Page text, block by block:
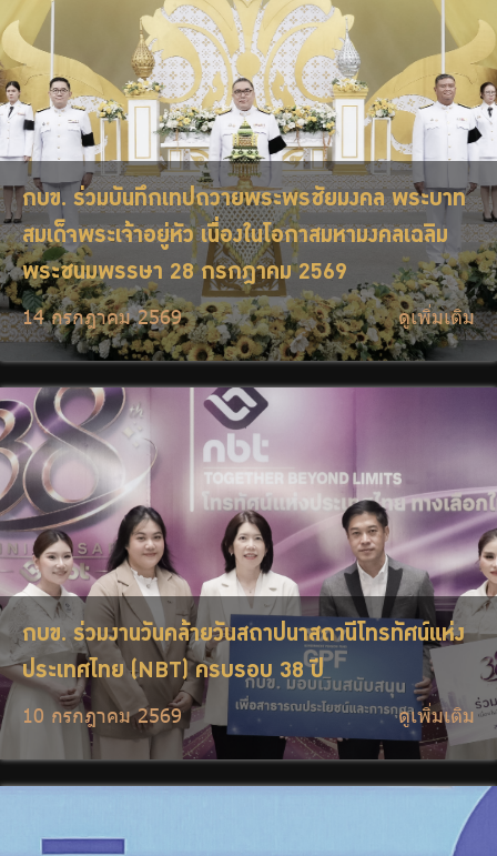
กบข. ร่วมบันทึกเทปถวายพระพรชัยมงคล พระบาท
สมเด็จพระเจ้าอยู่หัว เนื่องในโอกาสมหามงคลเฉลิม
พระชนมพรรษา 28 กรกฎาคม 2569
14 กรกฎาคม 2569 ดูเพิ่มเติม
กบข. ร่วมงานวันคล้ายวันสถาปนาสถานีโทรทัศน์แห่ง
ประเทศไทย (NBT) ครบรอบ 38 ปี
10 กรกฎาคม 2569 ดูเพิ่มเติม